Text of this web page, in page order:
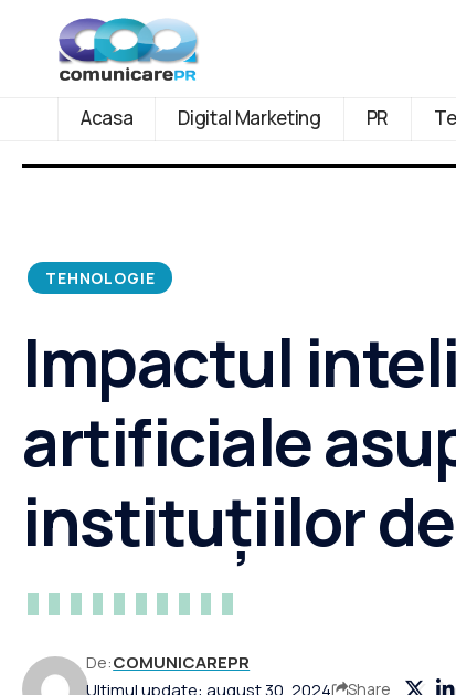
Acasa Digital Marketing PR
TEHNOLOGIE
Impactul
artificiale
instituțiilor
Ultimul update: august 30, 2024
De:COMUNICAREPR
Share